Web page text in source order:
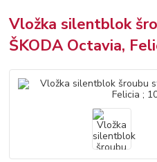
Vložka silentblok
ŠKODA Octavia,